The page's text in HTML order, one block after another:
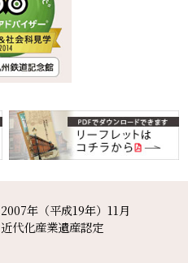
2007年（平成19年）11月
近代化産業遺産認定